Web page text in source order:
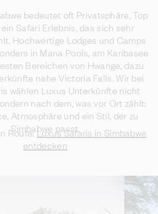
bedeutet oft Privatsphäre, Top
Safari Erlebnis, das sich sehr
Hochwertige Lodges und Camps
in Mana Pools, am Karibasee
Bereichen von Hwange, dazu
nahe Victoria Falls. Wir bei
wählen Luxus Unterkünfte nicht
nach dem, was vor Ort zählt:
Atmosphäre und ein Stil, der zu
Simbabwe passt.
Route:Luxus Safaris in Simbabwe
entdecken